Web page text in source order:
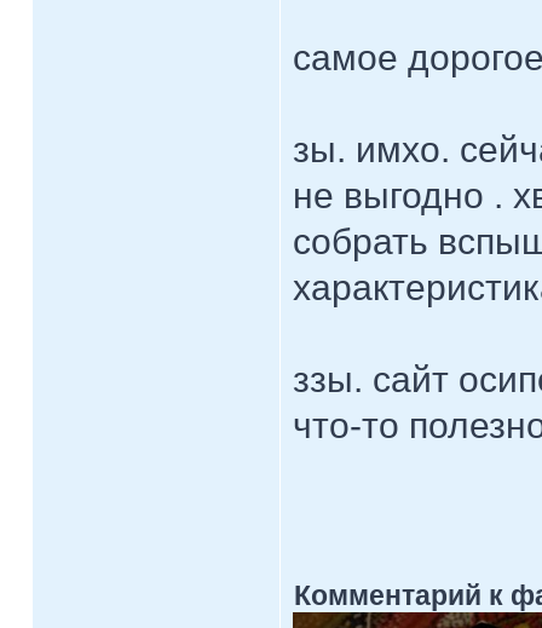
самое
зы. имхо.
не выгодно .
собрать
ззы. сайт
что-то
Комментарий к